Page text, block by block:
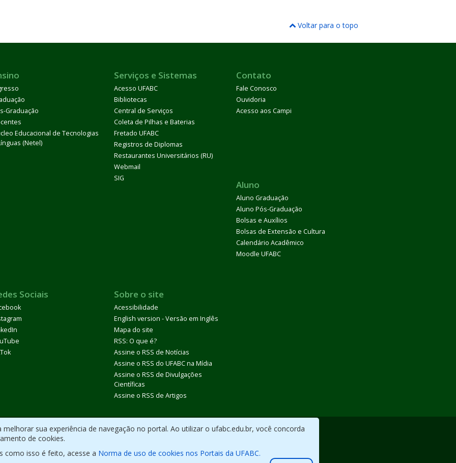
sua experiência de navegação no portal. Ao utilizar o ufabc.edu.br, você concorda
de cookies.
como isso é feito, acesse a Norma de uso de cookies nos Portais da UFABC.
Voltar para o topo
Graduação
Educacional de Tecnologias
(Netel)
Serviços e Sistemas
Acesso UFABC
Bibliotecas
Central de Serviços
Coleta de Pilhas e Baterias
Fretado UFABC
Registros de Diplomas
Restaurantes Universitários (RU)
Webmail
SIG
Contato
Fale Conosco
Ouvidoria
Acesso aos Campi
Aluno
Aluno Graduação
Aluno Pós-Graduação
Bolsas e Auxílios
Bolsas de Extensão e Cultura
Calendário Acadêmico
Moodle UFABC
Sociais Sobre o site
Acessibilidade
English version - Versão em Inglês
Mapa do site
RSS: O que é?
Assine o RSS de Notícias
Assine o RSS do UFABC na Mídia
Assine o RSS de Divulgações
Científicas
Assine o RSS de Artigos